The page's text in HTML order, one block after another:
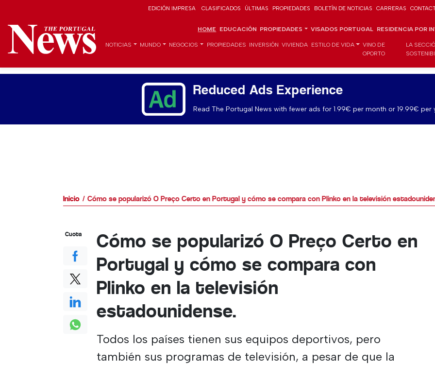
EDICIÓN IMPRESA CLASIFICADOS ÚLTIMAS PROPIEDADES BOLETÍN DE NOTICIAS CARRERAS
HOME EDUCACIÓN PROPIEDADES VISADOS PORTUGAL RESIDENCIA POR
NOTICIAS MUNDO NEGOCIOS PROPIEDADES INVERSIÓN VIVIENDA ESTILO DE VIDA
VINO DE
OPORTO
LA
Reduced Ads Experience
Read The Portugal News with fewer ads for 1.99€ per month or 19.99€ per
Inicio Cómo se popularizó O Preço Certo en Portugal y cómo se compara con Plinko en la televisión
Cómo se popularizó O Preço Certo en
Portugal y cómo se compara con
Plinko en la televisión
estadounidense.
Todos los países tienen sus equipos deportivos, pero
también sus programas de televisión, a pesar de que la
Cuota